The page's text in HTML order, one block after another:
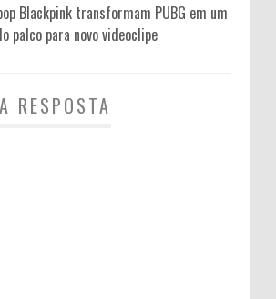
Blackpink transformam PUBG em um
palco para novo videoclipe
RESPOSTA